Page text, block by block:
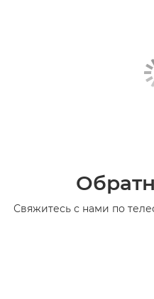
Свяжитесь с нами по